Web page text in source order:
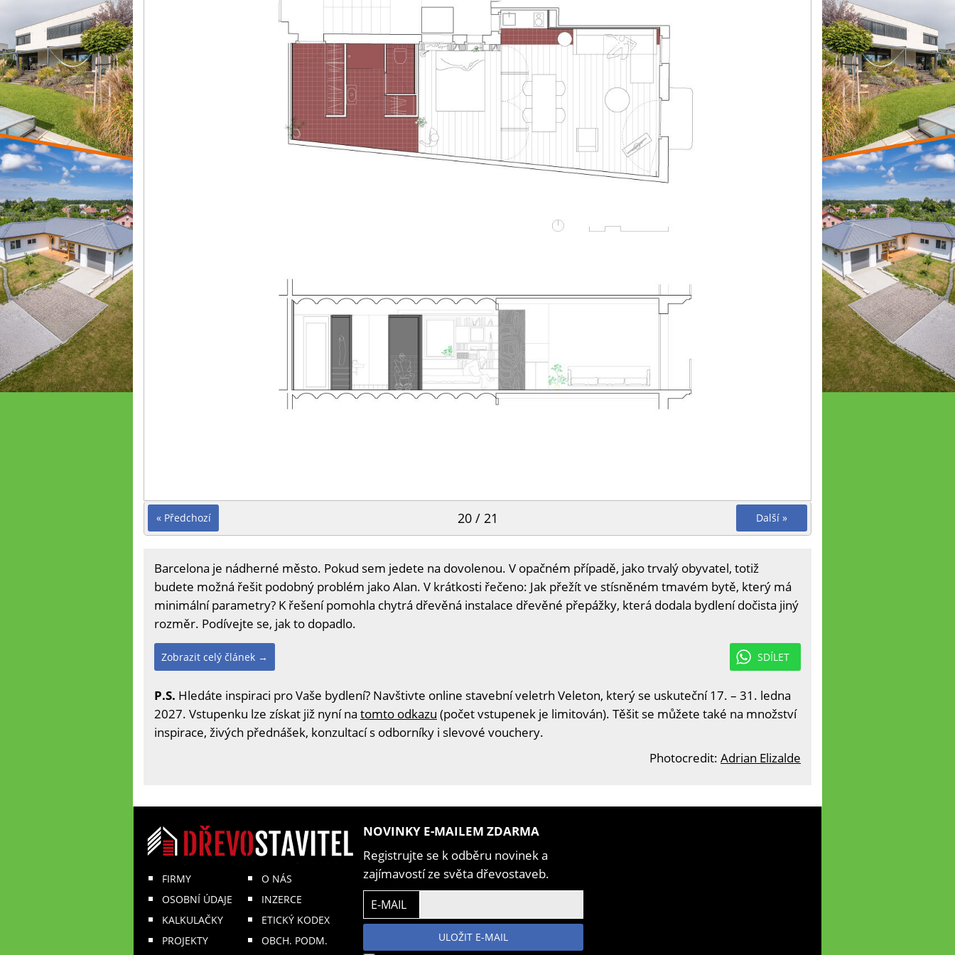
« Předchozí Další »
20 / 21
Barcelona je nádherné město. Pokud sem jedete na dovolenou. V opačném případě, jako trvalý obyvatel, totiž
budete možná řešit podobný problém jako Alan. V krátkosti řečeno: Jak přežít ve stísněném tmavém bytě, který má
minimální parametry? K řešení pomohla chytrá dřevěná instalace dřevěné přepážky, která dodala bydlení dočista jiný
rozměr. Podívejte se, jak to dopadlo.
SDÍLET
Zobrazit celý článek →
P.S. Hledáte inspiraci pro Vaše bydlení? Navštivte online stavební veletrh Veleton, který se uskuteční 17. – 31. ledna
2027. Vstupenku lze získat již nyní na tomto odkazu (počet vstupenek je limitován). Těšit se můžete také na množství
inspirace, živých přednášek, konzultací s odborníky i slevové vouchery.
Photocredit: Adrian Elizalde
FIRMY
OSOBNÍ ÚDAJE
KALKULAČKY
PROJEKTY
O NÁS
INZERCE
ETICKÝ KODEX
OBCH. PODM.
NOVINKY E-MAILEM ZDARMA
Registrujte se k odběru novinek a
zajímavostí ze světa dřevostaveb.
E-MAIL
ULOŽIT E-MAIL